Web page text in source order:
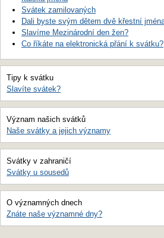
Svátek zamilovaných
Dali byste svým dětem dvě křestní
Slavíme Mezinárodní den žen?
Co říkáte na elektronická přání k svátku?
Tipy k svátku
Slavíte svátek?
Význam našich svátků
Naše svátky a jejich významy
Svátky v zahraničí
Svátky u sousedů
O významných dnech
Znáte naše významné dny?